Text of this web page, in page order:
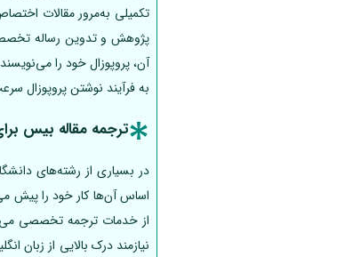
تکمیلی به‌مرور مقالات
پژوهش و تدوین رساله
آن، پروپوزال خود را
به فرآیند نوشتن پروپوزال
ترجمه مقاله بیس
در بسیاری از رشته‌های
اساس آن‌ها کار خود را پیش
از خدمات ترجمه تخصصی
نیازمند درک بالایی از زبان